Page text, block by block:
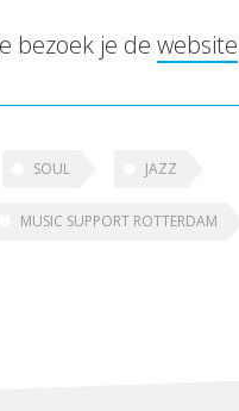
bezoek je de website
SOUL JAZZ
MUSIC SUPPORT ROTTERDAM